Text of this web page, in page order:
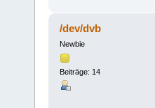
/dev/dvb
Newbie
Beiträge: 14